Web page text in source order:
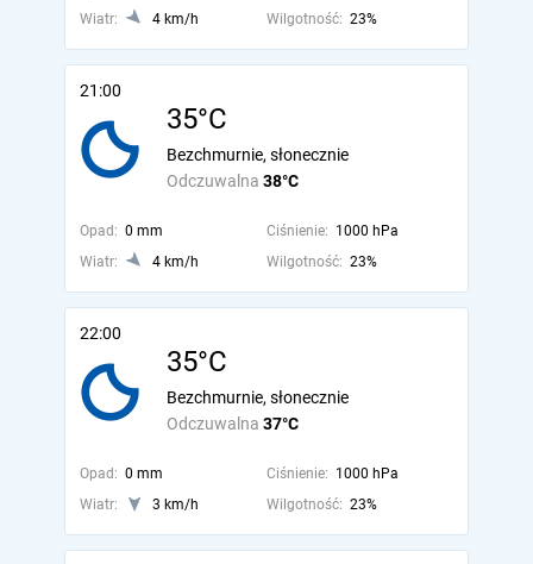
Wiatr:
4 km/h Wilgotność: 23%
21:00
35°C
Odczuwalna 38°C
Bezchmurnie, słonecznie
Opad: 0 mm Ciśnienie: 1000 hPa
Wiatr:
4 km/h Wilgotność: 23%
22:00
35°C
Odczuwalna 37°C
Bezchmurnie, słonecznie
Opad: 0 mm Ciśnienie: 1000 hPa
Wiatr:
3 km/h Wilgotność: 23%